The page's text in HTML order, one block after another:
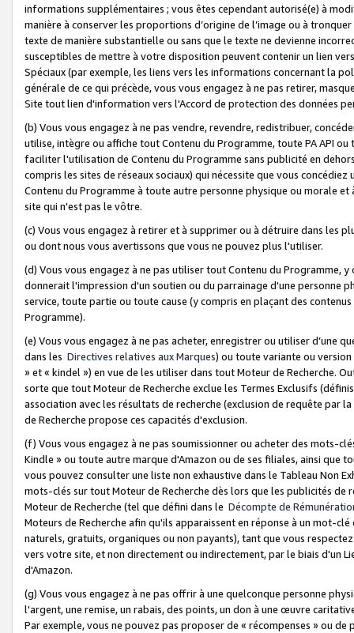
informations supplémentaires ; vous êtes cependant autorisé(e) à
manière à conserver les proportions d’origine de l’image ou à
texte de manière substantielle ou sans que le texte ne devienne
susceptibles de mettre à votre disposition peuvent contenir un lien
Spéciaux (par exemple, les liens vers les informations concernant la
générale de ce qui précède, vous vous engagez à ne pas retirer,
Site tout lien d'information vers l'Accord de protection des données
(b) Vous vous engagez à ne pas vendre, revendre, redistribuer,
utilise, intègre ou affiche tout Contenu du Programme, toute PA API
faciliter l'utilisation de Contenu du Programme sans publicité en
compris les sites de réseaux sociaux) qui nécessite que vous
Contenu du Programme à toute autre personne physique ou morale
site qui n'est pas le vôtre.
(c) Vous vous engagez à retirer et à supprimer ou à détruire dans les
ou dont nous vous avertissons que vous ne pouvez plus l'utiliser.
(d) Vous vous engagez à ne pas utiliser tout Contenu du Programme,
donnerait l'impression d'un soutien ou du parrainage d'une personne
service, toute partie ou toute cause (y compris en plaçant des
Programme).
(e) Vous vous engagez à ne pas acheter, enregistrer ou utiliser d’une
dans les Directives relatives aux Marques) ou toute variante ou
» et « kindel ») en vue de les utiliser dans tout Moteur de Recherche.
sorte que tout Moteur de Recherche exclue les Termes Exclusifs
association avec les résultats de recherche (exclusion de requête
de Recherche propose ces capacités d'exclusion.
(f) Vous vous engagez à ne pas soumissionner ou acheter des mots-
Kindle » ou toute autre marque d'Amazon ou de ses filiales, ainsi que
vous pouvez consulter une liste non exhaustive dans le Tableau Non
mots-clés sur tout Moteur de Recherche dès lors que les publicités de
Moteur de Recherche (tel que défini dans le Décompte de
Moteurs de Recherche afin qu'ils apparaissent en réponse à un mot-
naturels, gratuits, organiques ou non payants), tant que vous
vers votre site, et non directement ou indirectement, par le biais d'un
d'Amazon.
(g) Vous vous engagez à ne pas offrir à une quelconque personne
l'argent, une remise, un rabais, des points, un don à une œuvre
Par exemple, vous ne pouvez pas proposer de « récompenses » ou